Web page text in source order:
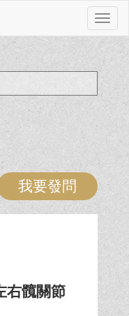
切
換
我要發問
右髖關節